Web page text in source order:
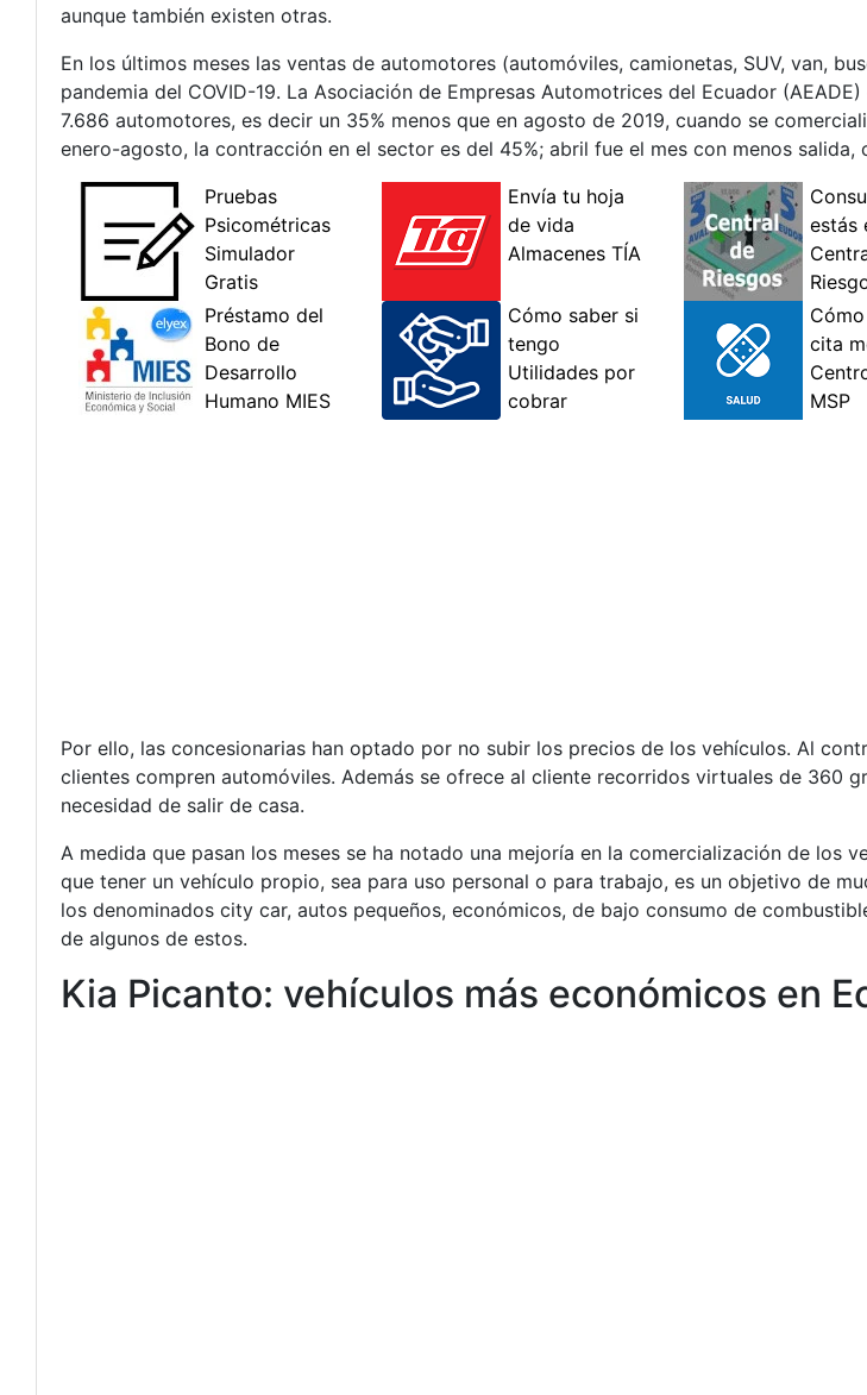
aunque también existen otras.
En los últimos meses las ventas de automotores (automóviles, camionetas, SUV, van,
pandemia del COVID-19. La Asociación de Empresas Automotrices del Ecuador
7.686 automotores, es decir un 35% menos que en agosto de 2019, cuando se
enero-agosto, la contracción en el sector es del 45%; abril fue el mes con menos salida,
Por ello, las concesionarias han optado por no subir los precios de los vehículos. Al
clientes compren automóviles. Además se ofrece al cliente recorridos virtuales de 360
necesidad de salir de casa.
A medida que pasan los meses se ha notado una mejoría en la comercialización de los
que tener un vehículo propio, sea para uso personal o para trabajo, es un objetivo de
los denominados city car, autos pequeños, económicos, de bajo consumo de
de algunos de estos.
Kia Picanto: vehículos más económicos en